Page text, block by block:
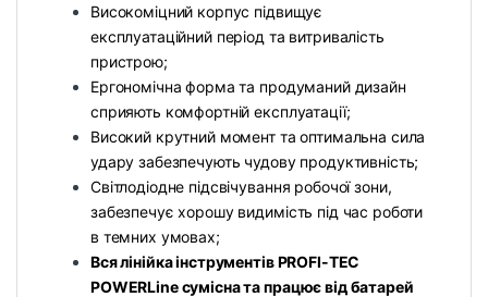
Високоміцний корпус підвищує
експлуатаційний період та витривалість
пристрою;
Ергономічна форма та продуманий дизайн
сприяють комфортній експлуатації;
Високий крутний момент та оптимальна сила
удару забезпечують чудову продуктивність;
Світлодіодне підсвічування робочої зони,
забезпечує хорошу видимість під час роботи
в темних умовах;
Вся лінійка інструментів PROFI-TEC
POWERLine сумісна та працює від батарей